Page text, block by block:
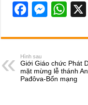
F
c
e
b
o
M
ss
e
n
g
W
at
s
A
p
Hình sau
Giới Giáo chức Phát
mặt mừng lễ thánh
Pađôva-Bổn mạng